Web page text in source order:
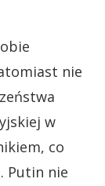
nie
w
co
Putin nie